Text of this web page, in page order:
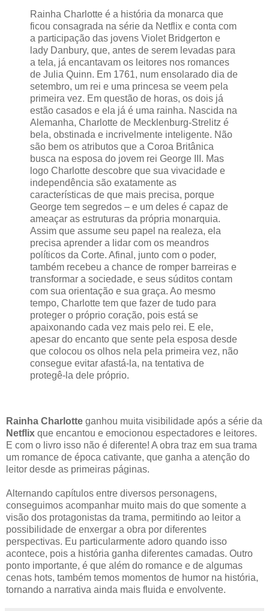
Rainha Charlotte é a história da monarca que
ficou consagrada na série da Netflix e conta com
a participação das jovens Violet Bridgerton e
lady Danbury, que, antes de serem levadas para
a tela, já encantavam os leitores nos romances
de Julia Quinn. Em 1761, num ensolarado dia de
setembro, um rei e uma princesa se veem pela
primeira vez. Em questão de horas, os dois já
estão casados e ela já é uma rainha. Nascida na
Alemanha, Charlotte de Mecklenburg-Strelitz é
bela, obstinada e incrivelmente inteligente. Não
são bem os atributos que a Coroa Britânica
busca na esposa do jovem rei George III. Mas
logo Charlotte descobre que sua vivacidade e
independência são exatamente as
características de que mais precisa, porque
George tem segredos – e um deles é capaz de
ameaçar as estruturas da própria monarquia.
Assim que assume seu papel na realeza, ela
precisa aprender a lidar com os meandros
políticos da Corte. Afinal, junto com o poder,
também recebeu a chance de romper barreiras e
transformar a sociedade, e seus súditos contam
com sua orientação e sua graça. Ao mesmo
tempo, Charlotte tem que fazer de tudo para
proteger o próprio coração, pois está se
apaixonando cada vez mais pelo rei. E ele,
apesar do encanto que sente pela esposa desde
que colocou os olhos nela pela primeira vez, não
consegue evitar afastá-la, na tentativa de
protegê-la dele próprio.
Rainha Charlotte ganhou muita visibilidade após a série da
Netflix que encantou e emocionou espectadores e leitores.
E com o livro isso não é diferente! A obra traz em sua trama
um romance de época cativante, que ganha a atenção do
leitor desde as primeiras páginas.
Alternando capítulos entre diversos personagens,
conseguimos acompanhar muito mais do que somente a
visão dos protagonistas da trama, permitindo ao leitor a
possibilidade de enxergar a obra por diferentes
perspectivas. Eu particularmente adoro quando isso
acontece, pois a história ganha diferentes camadas. Outro
ponto importante, é que além do romance e de algumas
cenas hots, também temos momentos de humor na história,
tornando a narrativa ainda mais fluida e envolvente.